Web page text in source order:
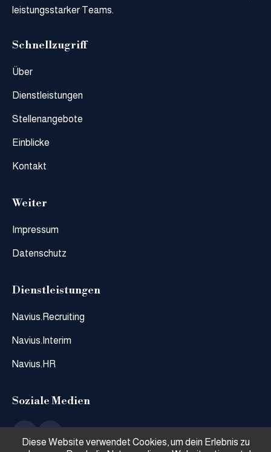
leistungsstarker Teams.
Schnellzugriff
Über
Dienstleistungen
Stellenangebote
Einblicke
Kontakt
Weiter
Impressum
Datenschutz
Dienstleistungen
Navius.Recruiting
Navius.Interim
Navius.HR
Soziale Medien
Diese Website verwendet Cookies, um dein Erlebnis zu